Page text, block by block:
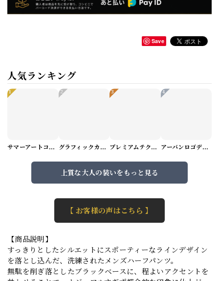
Save
人気ランキング
1
サマーアートコーデセット（5パターン） M1048
2
グラフィックカーゴショートパンツ M1029
3
プレミアムテクスチャーニット（4color） M0971
4
アーバンロゴデザインTシャツ（3color） M0984
上質な大人の装いをもっと見る
【 お客様の声はこちら 】
【商品説明】
すっきりとしたシルエットにスポーティーなラインデザイン
を落とし込んだ、洗練されたメンズハーフパンツ。
無駄を削ぎ落としたブラックベースに、程よいアクセントを